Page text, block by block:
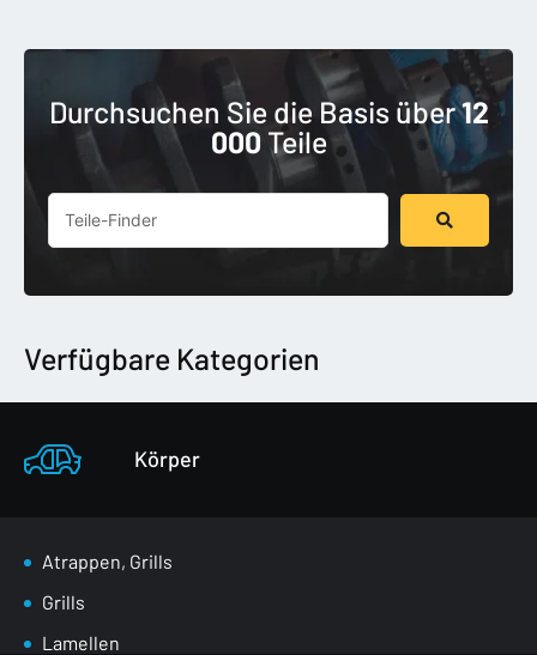
Durchsuchen Sie die Basis über12
000 Teile
Suchen
Verfügbare Kategorien
Körper
Atrappen, Grills
Grills
Lamellen